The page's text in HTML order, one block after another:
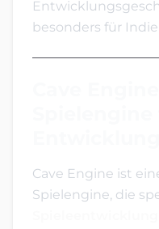
besonders für
Cave Engine ist
Spielengine, die